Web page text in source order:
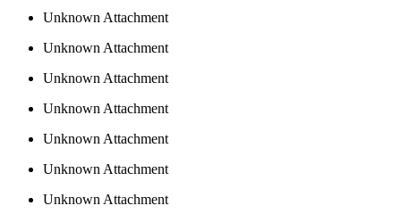
Unknown Attachment
Unknown Attachment
Unknown Attachment
Unknown Attachment
Unknown Attachment
Unknown Attachment
Unknown Attachment